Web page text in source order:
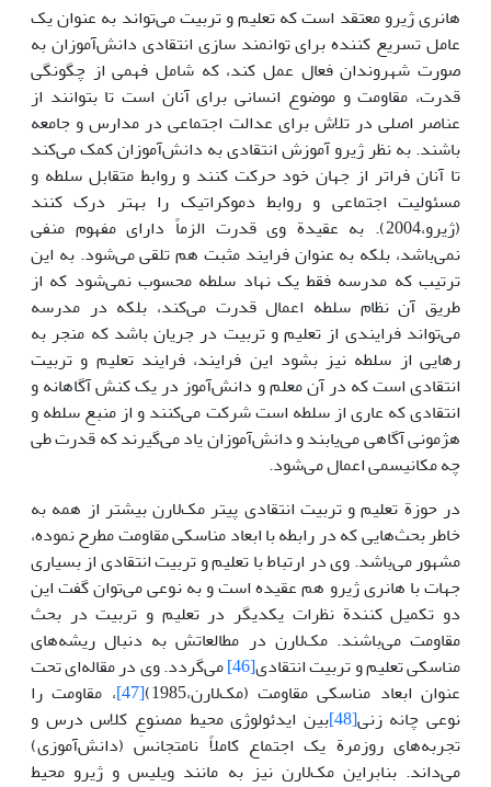
هانری ژیرو معتقد است که تعلیم و تربیت می‌تواند به عنوان یک
عامل تسریع کننده برای توانمند سازی انتقادی دانش‌آموزان به
صورت شهروندان فعال عمل کند، که شامل فهمی از چگونگی
قدرت، مقاومت و موضوع انسانی برای آنان است تا بتوانند از
عناصر اصلی در تلاش برای عدالت اجتماعی در مدارس و جامعه
باشند. به نظر ژیرو آموزش انتقادی به دانش‌آموزان کمک می‌کند
تا آنان فراتر از جهان خود حرکت کنند و روابط متقابل سلطه و
مسئولیت اجتماعی و روابط دموکراتیک را بهتر درک کنند
(ژیرو،2004). به عقیدة وی قدرت الزماً دارای مفهوم منفی
نمی‌باشد، بلکه به عنوان فرایند مثبت هم تلقی می‌شود. به این
ترتیب که مدرسه فقط یک نهاد سلطه محسوب نمی‌شود که از
طریق آن نظام سلطه اعمال قدرت می‌کند، بلکه در مدرسه
می‌تواند فرایندی از تعلیم و تربیت در جریان باشد که منجر به
رهایی از سلطه نیز بشود این فرایند، فرایند تعلیم و تربیت
انتقادی است که در آن معلم و دانش‌آموز در یک کنش آگاهانه و
انتقادی که عاری از سلطه است شرکت می‌کنند و از منبع سلطه و
هژمونی آگاهی می‌یابند و دانش‌آموزان یاد می‌گیرند که قدرت طی
چه مکانیسمی اعمال می‌شود.
در حوزة تعلیم و تربیت انتقادی پیتر مک‌لارن بیشتر از همه به
خاطر بحث‌هایی که در رابطه با ابعاد مناسکی مقاومت مطرح نموده،
مشهور می‌باشد. وی در ارتباط با تعلیم و تربیت انتقادی از بسیاری
جهات با هانری ژیرو هم عقیده است و به نوعی می‌توان گفت این
دو تکمیل کنندة نظرات یکدیگر در تعلیم و تربیت در بحث
مقاومت می‌باشند. مک‌لارن در مطالعاتش به دنبال ریشه‌های
مناسکی تعلیم و تربیت انتقادی[46]
می‌گردد. وی در مقاله‌ای تحت
عنوان ابعاد مناسکی مقاومت (مک‌لارن،1985)
[47]
، مقاومت را
نوعی چانه زنی[48]
بین ایدئولوژی محیط مصنوعِ کلاس درس و
تجربه‌های روزمرة یک اجتماع کاملاً نامتجانس (دانش‌آموزی)
می‌داند. بنابراین مک‌لارن نیز به مانند ویلیس و ژیرو محیط